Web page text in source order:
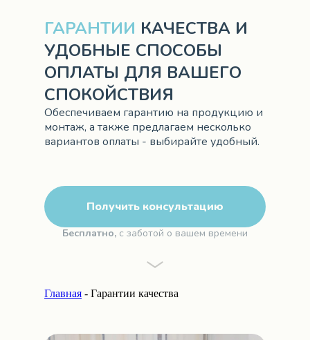
ГАРАНТИИ КАЧЕСТВА И
УДОБНЫЕ СПОСОБЫ
ОПЛАТЫ ДЛЯ ВАШЕГО
СПОКОЙСТВИЯ
Обеспечиваем гарантию на продукцию и
монтаж, а также предлагаем несколько
вариантов оплаты - выбирайте удобный.
Получить консультацию
Бесплатно, с заботой о вашем времени
Главная - Гарантии качества